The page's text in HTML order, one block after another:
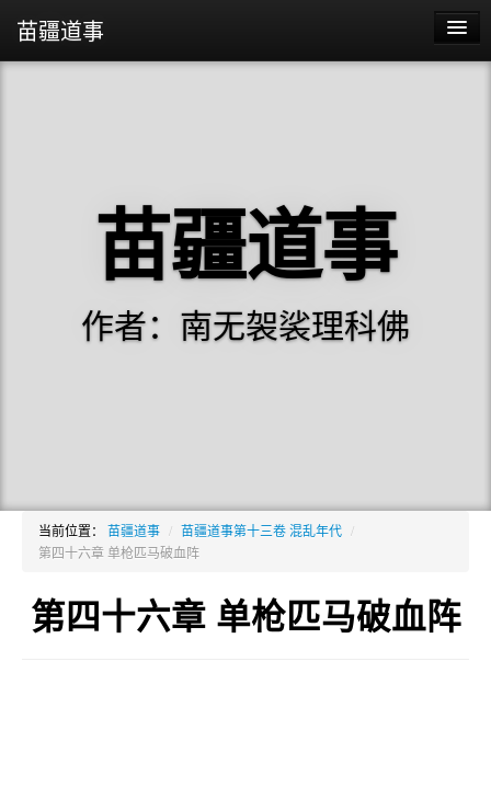
苗疆道事
苗疆道事
作者：南无袈裟理科佛
当前位置： 苗疆道事 / 苗疆道事第十三卷 混乱年代 /
第四十六章 单枪匹马破血阵
第四十六章 单枪匹马破血阵